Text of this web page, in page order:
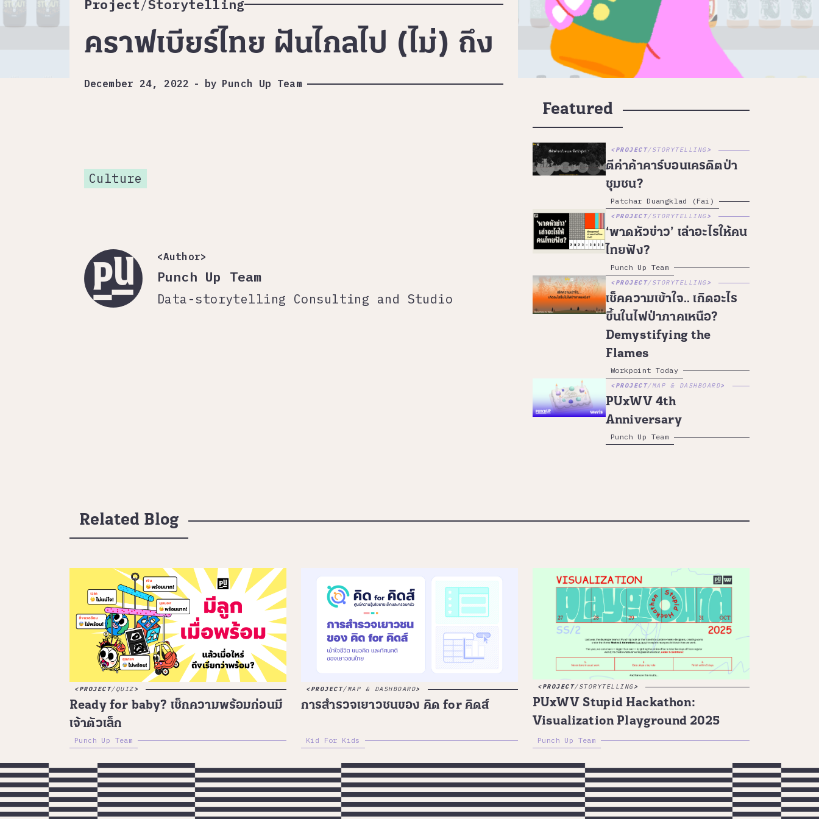
Project/Storytelling
คราฟเบียร์ไทย ฝันไกลไป (ไม่) ถึง
December 24, 2022 - by Punch Up Team
Culture
<Author>
Punch Up Team
Data-storytelling Consulting and Studio
Related Blog
PROJECT/QUIZ
Ready for baby? เช็กความพร้อมก่อนมี
เจ้าตัวเล็ก
Punch Up Team
PROJECT/MAP & DASHBOARD
การสำรวจเยาวชนของ คิด for คิดส์
Kid For Kids
PROJECT/STORYTELLING
PUxWV Stupid Hackathon:
Visualization Playground 2025
Punch Up Team
Featured
PROJECT/STORYTELLING
ตีค่าค้าคาร์บอนเครดิตป่า
ชุมชน?
Patchar Duangklad (Fai)
PROJECT/STORYTELLING
‘พาดหัวข่าว’ เล่าอะไรให้คน
ไทยฟัง?
Punch Up Team
PROJECT/STORYTELLING
เช็คความเข้าใจ.. เกิดอะไร
ขึ้นในไฟป่าภาคเหนือ?
Demystifying the
Flames
Workpoint Today
PROJECT/MAP & DASHBOARD
PUxWV 4th
Anniversary
Punch Up Team